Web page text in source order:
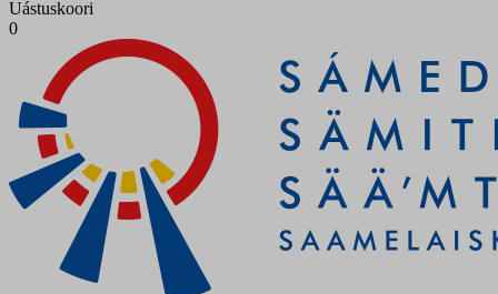
Uástuskoori
0